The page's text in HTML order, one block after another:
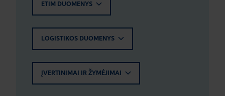
ETIM DUOMENYS
LOGISTIKOS DUOMENYS
ĮVERTINIMAI IR ŽYMĖJIMAI